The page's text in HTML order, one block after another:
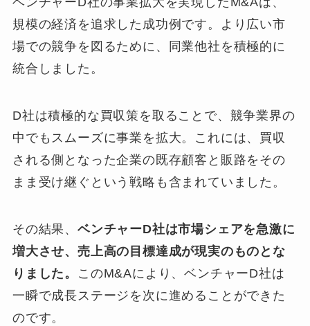
規模の経済を追求した成功例です。より広い市
場での競争を図るために、同業他社を積極的に
統合しました。
D社は積極的な買収策を取ることで、競争業界の
中でもスムーズに事業を拡大。これには、買収
される側となった企業の既存顧客と販路をその
まま受け継ぐという戦略も含まれていました。
その結果、 ベンチャーD社は市場シェアを急激に
増大させ、売上高の目標達成が現実のものとな
りました。
このM&Aにより、ベンチャーD社は
一瞬で成長ステージを次に進めることができた
のです。